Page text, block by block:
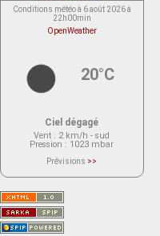
Conditions météo à 6 août 2026 à
22h00min
OpenWeather
20°C
Ciel dégagé
Vent : 2 km/h - sud
Pression : 1023 mbar
Prévisions >>
actuellement aucune prévision
Saint-Nom.
Veuillez consulter le message du
service ci-dessous.
(401 - Invalid API key. Please see
https://openweathermap.org/faq#error401